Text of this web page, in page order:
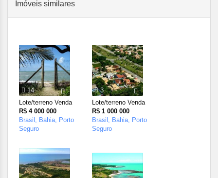
Imóveis similares
14
Lote/terreno Venda
R$ 4 000 000
Brasil, Bahia, Porto
Seguro
3
Lote/terreno Venda
R$ 1 000 000
Brasil, Bahia, Porto
Seguro